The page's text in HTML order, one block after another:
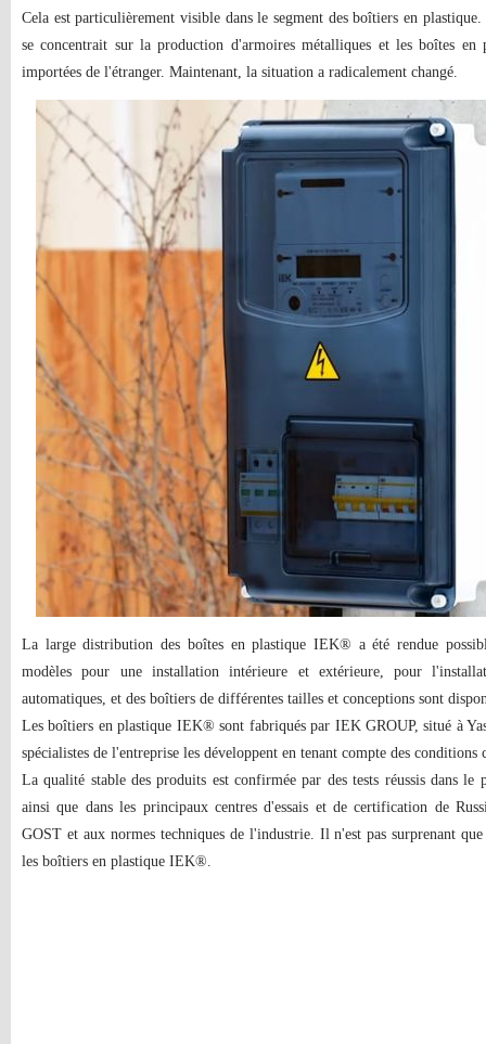
Cela est particulièrement visible dans le segment des boîtiers en
se concentrait sur la production d'armoires métalliques et les boîtes en
importées de l'étranger. Maintenant, la situation a radicalement changé.
La large distribution des boîtes en plastique IEK® a été rendue
modèles pour une installation intérieure et extérieure, pour
automatiques, et des boîtiers de différentes tailles et conceptions sont
Les boîtiers en plastique IEK® sont fabriqués par IEK GROUP, situé à
spécialistes de l'entreprise les développent en tenant compte des
La qualité stable des produits est confirmée par des tests réussis dans
ainsi que dans les principaux centres d'essais et de certification de
GOST et aux normes techniques de l'industrie. Il n'est pas surprenant que
les boîtiers en plastique IEK®.